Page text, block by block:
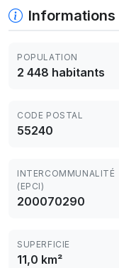
Informations
POPULATION
2 448 habitants
CODE POSTAL
55240
INTERCOMMUNALITÉ
(EPCI)
200070290
SUPERFICIE
11,0 km²